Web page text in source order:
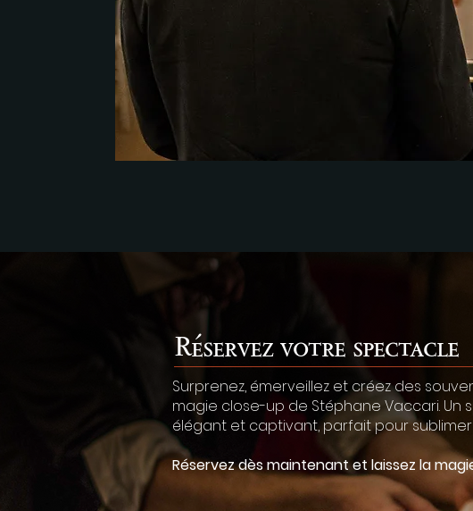
Réservez votre spectacle
Surprenez, émerveillez et créez des
magie close-up de Stéphane Vaccari. Un
élégant et captivant, parfait pour
Réservez dès maintenant et laissez la